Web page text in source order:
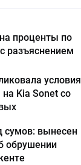
проценты по
разъяснением
условия
Kia Sonet со
сумов: вынесен
обрушении